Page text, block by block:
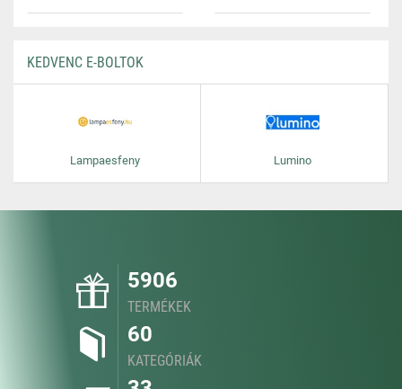
KEDVENC E-BOLTOK
Lampaesfeny Lumino
5906
TERMÉKEK
60
KATEGÓRIÁK